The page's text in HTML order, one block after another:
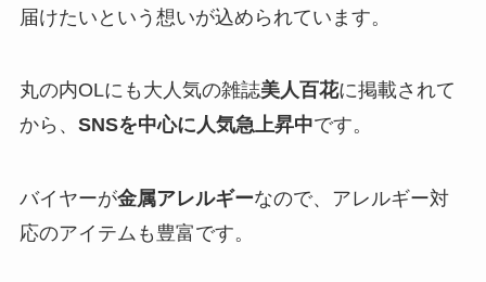
届けたいという想いが込められています。
丸の内OLにも大人気の雑誌美人百花に掲載されて
から、 SNSを中心に人気急上昇中です。
バイヤーが金属アレルギーなので、アレルギー対
応のアイテムも豊富です。